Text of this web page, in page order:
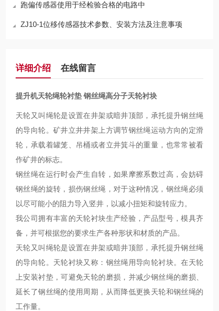
跑偏传感器使用于经检验合格的电路中
ZJ10-1位移传感器技术参数、安装方法及注意事项
详细介绍 在线留言
提升机天轮绳轮衬垫 钢丝绳高分子天轮衬块
天轮又叫绳轮是设置在井架或暗井顶部，承托提升钢丝绳
的导向轮。矿井立井井架上方调节钢丝绳运动方向的定滑
轮，承载着罐笼、吊桶或者立井箕斗的重量，也常常被看
作矿井的标志。
钢丝绳在运行时会产生自转，如果摩擦系数过高，会妨碍
钢丝绳的旋转，损伤钢丝绳，对于这种情况，钢丝绳必须
以尽可能小的阻力导入竖井，以减小扭矩和旋转应力。
我公司拥有丰富的天轮衬块生产经验，产品型号，模具齐
备，并可根据您的要求生产各种形状和材质的产品。
天轮又叫绳轮是设置在井架或暗井顶部，承托提升钢丝绳
的导向轮。 天轮衬块又称：钢丝绳用导向轮衬块。在天轮
上安装衬垫，可避免天轮的磨损，并减少钢丝绳的磨损、
延长了钢丝绳的使用周期，从而降低更换天轮和钢丝绳的
工作量。